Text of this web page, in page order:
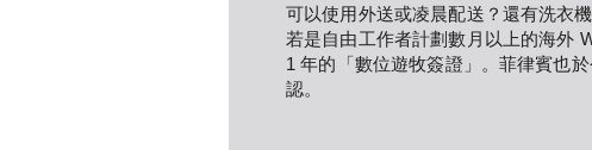
可以使用外送或凌晨配送？還有洗衣
若是自由工作者計劃數月以上的海外
1 年的「數位遊牧簽證」。菲律賓也
認。